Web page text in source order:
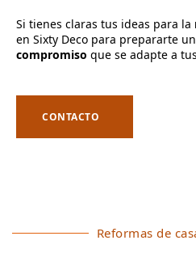
Si tienes claras tus ideas para la
en Sixty Deco para prepararte un
compromiso que se adapte a
CONTACTO
Reformas de